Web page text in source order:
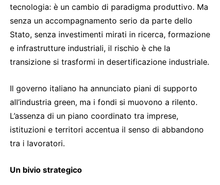
tecnologia: è un cambio di paradigma produttivo. Ma
senza un accompagnamento serio da parte dello
Stato, senza investimenti mirati in ricerca, formazione
e infrastrutture industriali, il rischio è che la
transizione si trasformi in desertificazione industriale.
Il governo italiano ha annunciato piani di supporto
all’industria green, ma i fondi si muovono a rilento.
L’assenza di un piano coordinato tra imprese,
istituzioni e territori accentua il senso di abbandono
tra i lavoratori.
Un bivio strategico